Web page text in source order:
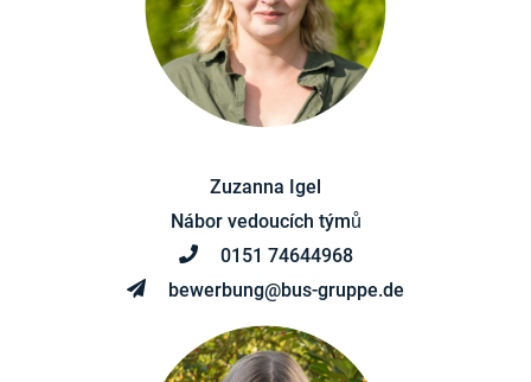
Zuzanna Igel
Nábor vedoucích týmů
0151 74644968
bewerbung@bus-gruppe.de